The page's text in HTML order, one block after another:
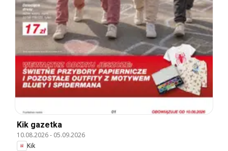
Kik gazetka
10.08.2026- 05.09.2026
Kik